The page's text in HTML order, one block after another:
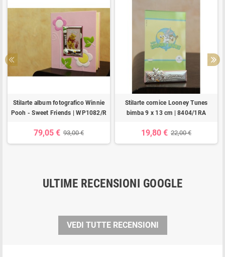
Stilarte album fotografico Winnie
Pooh - Sweet Friends | WP1082/R
79,05 € 93,00 €
Stilarte cornice Looney Tunes
bimba 9 x 13 cm | 8404/1RA
19,80 € 22,00 €
ULTIME RECENSIONI GOOGLE
VEDI TUTTE RECENSIONI